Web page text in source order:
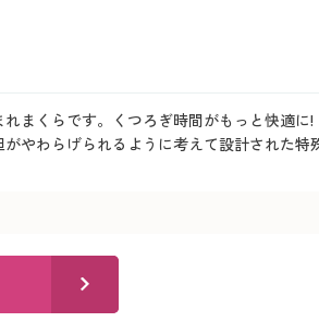
まくらです。くつろぎ時間がもっと快適
やわらげられるように考えて設計された